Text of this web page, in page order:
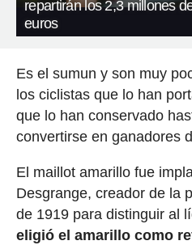
repartirán los 2,3 millones
euros
Es el sumun y son muy
los ciclistas que lo han
que lo han conservado
convertirse en ganadores
El maillot amarillo fue
Desgrange, creador de la
de 1919 para distinguir al
eligió el amarillo como